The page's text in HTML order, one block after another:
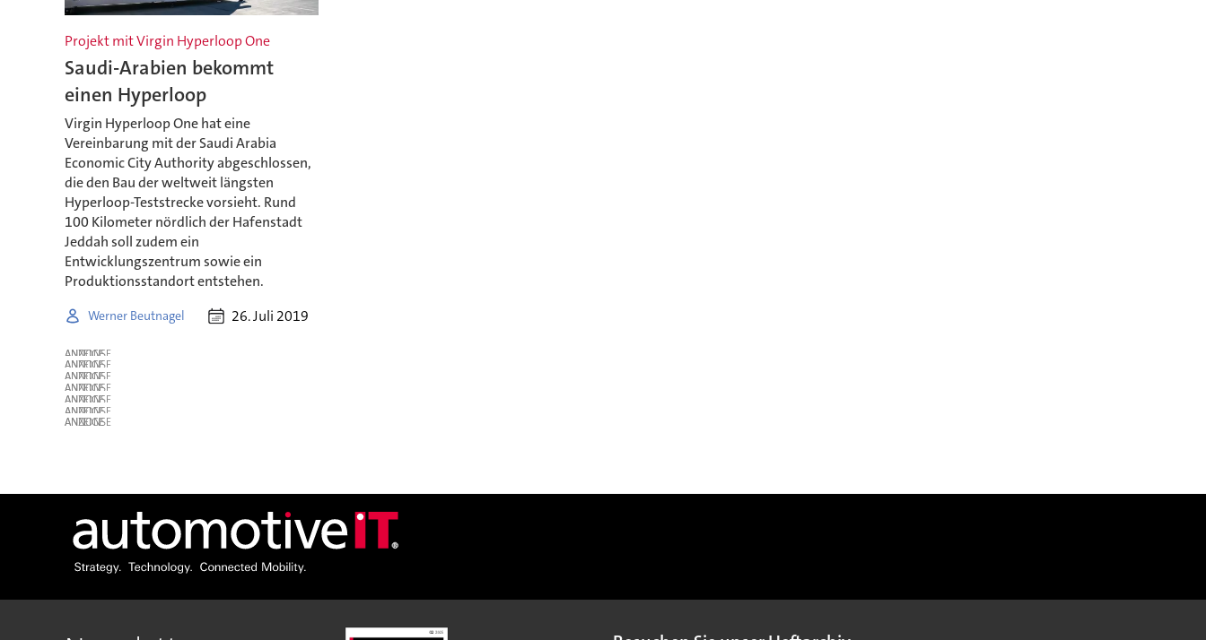
Projekt mit Virgin Hyperloop One
Saudi-Arabien bekommt
einen Hyperloop
Virgin Hyperloop One hat eine
Vereinbarung mit der Saudi Arabia
Economic City Authority abgeschlossen,
die den Bau der weltweit längsten
Hyperloop-Teststrecke vorsieht. Rund
100 Kilometer nördlich der Hafenstadt
Jeddah soll zudem ein
Entwicklungszentrum sowie ein
Produktionsstandort entstehen.
Werner Beutnagel 26. Juli 2019
ANZEIGE
ANZEIGE
ANZEIGE
ANZEIGE
ANZEIGE
ANZEIGE
ANZEIGE